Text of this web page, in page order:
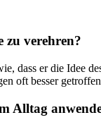
zu verehren?
dass er die⁤ Idee​
oft ⁤besser
Alltag